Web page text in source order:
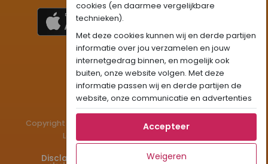
WhatsApp Community:
Onze gifjes al eens geprobeerd?: GIF
Beleef Sandhia’s Recepten in:
Copyright © 1983 - 2026 Stichting Administratiekantoor
Laigsingh Holding. All rights reserved.
Disclaimer Privacy & Cookies
cookies (en daarmee vergelijkbare
technieken).
Met deze cookies kunnen wij en derde partijen
informatie over jou verzamelen en jouw
internetgedrag binnen, en mogelijk ook
buiten, onze website volgen. Met deze
informatie passen wij en derde partijen de
website, onze communicatie en advertenties
aan op jouw interesses en profiel. Daarnaast
kan je door deze cookies informatie delen via
Als je op "Accepteer" klikt, dan geef je Faja
Accepteer
Weigeren